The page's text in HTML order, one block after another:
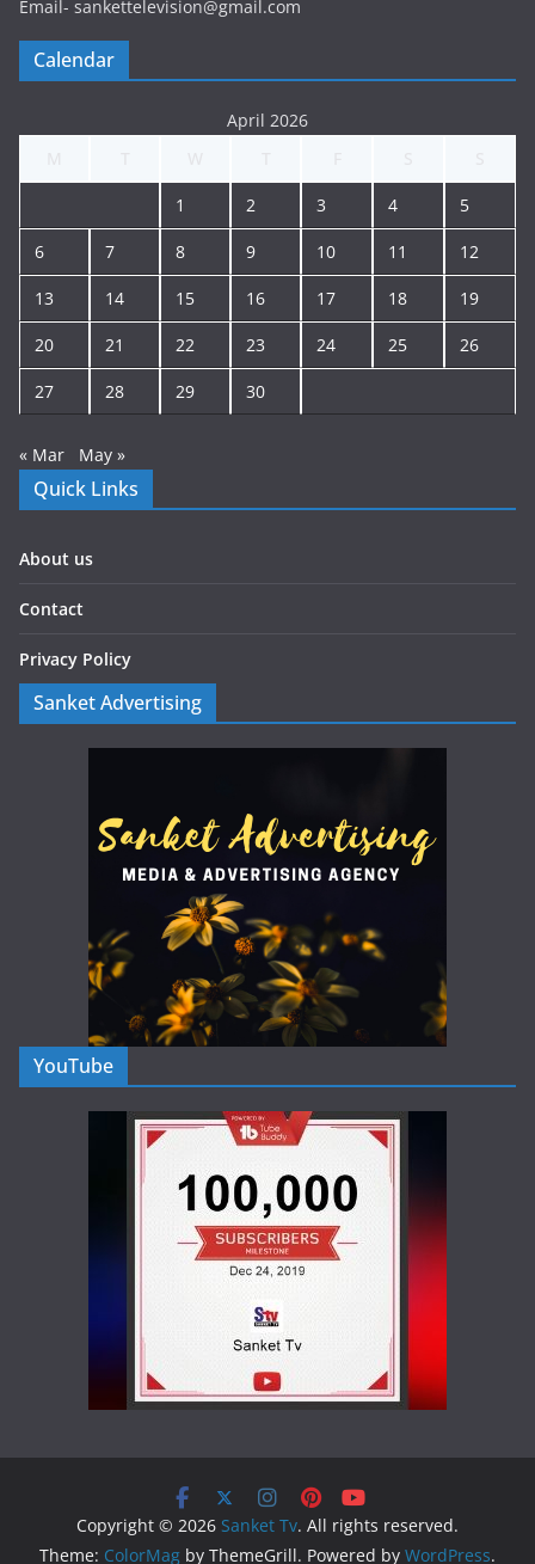
Email- sankettelevision@gmail.com
Calendar
April 2026
1 2 3 4 5
6 7 8 9 10 11 12
13 14 15 16 17 18 19
20 21 22 23 24 25 26
27 28 29 30
« Mar May »
Quick Links
About us
Contact
Privacy Policy
Sanket Advertising
YouTube
Copyright © 2026 Sanket Tv. All rights reserved.
Theme: ColorMag by ThemeGrill. Powered by WordPress.